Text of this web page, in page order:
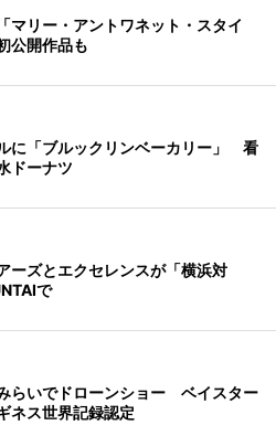
マリー・アントワネット・スタイ
公開作品も
に「ブルックリンベーカリー」 看
ドーナツ
ーズとエクセレンスが「横浜対
で
らいでドローンショー ベイスター
ネス世界記録認定